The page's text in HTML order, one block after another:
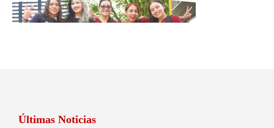
Últimas Noticias